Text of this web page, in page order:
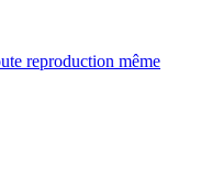
reproduction même